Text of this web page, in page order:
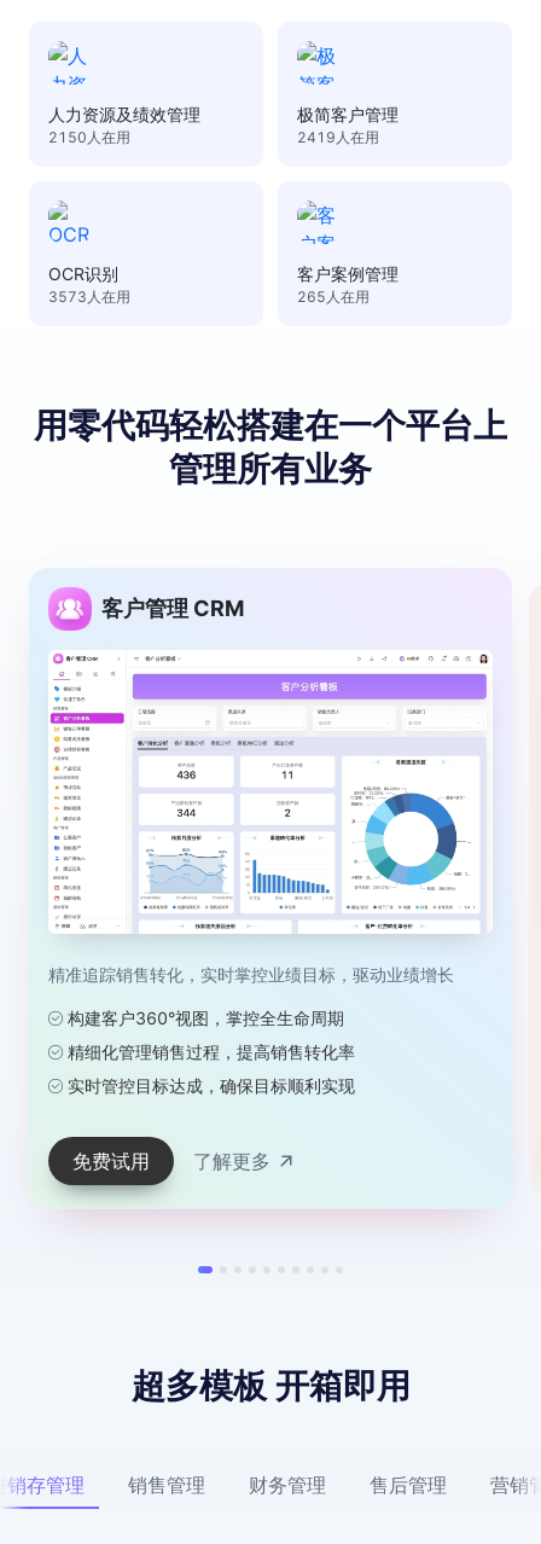
人力资源及绩效管理
2150 人在用
极简客户管理
2419 人在用
OCR识别
3573 人在用
客户案例管理
265 人在用
用零代码轻松搭建在⼀个平台上
管理所有业务
精准追踪销售转化，实时掌控业绩目标，驱动业绩增长
构建客户360°视图，掌控全生命周期
精细化管理销售过程，提高销售转化率
实时管控目标达成，确保目标顺利实现
免费试用 了解更多
客户管理 CRM
超多模板 开箱即用
销存管理 销售管理 财务管理 售后管理 营销